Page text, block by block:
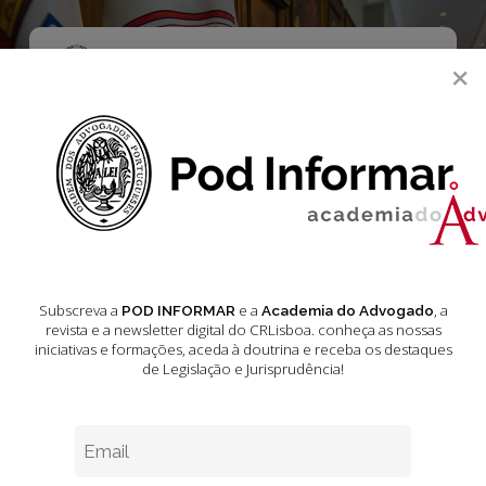
Skip
to
main
Menu
Legislação
Aduaneira e Fiscal
×
Subscreva a POD INFORMARe a Academia do Advogado, a
revista e a newsletter digital do CRLisboa. conheça as nossas
iniciativas e formações, aceda à doutrina e receba os destaques
de Legislação e Jurisprudência!